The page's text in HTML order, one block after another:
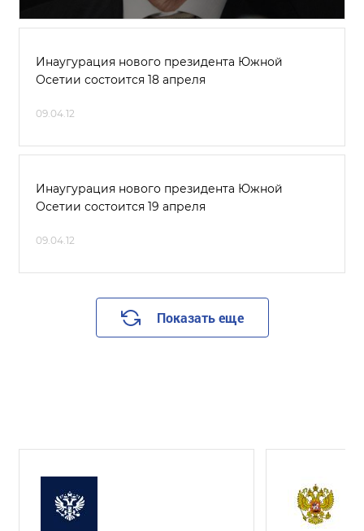
Инаугурация нового президента Южной
Осетии состоится 18 апреля
09.04.12
Инаугурация нового президента Южной
Осетии состоится 19 апреля
09.04.12
Показать еще